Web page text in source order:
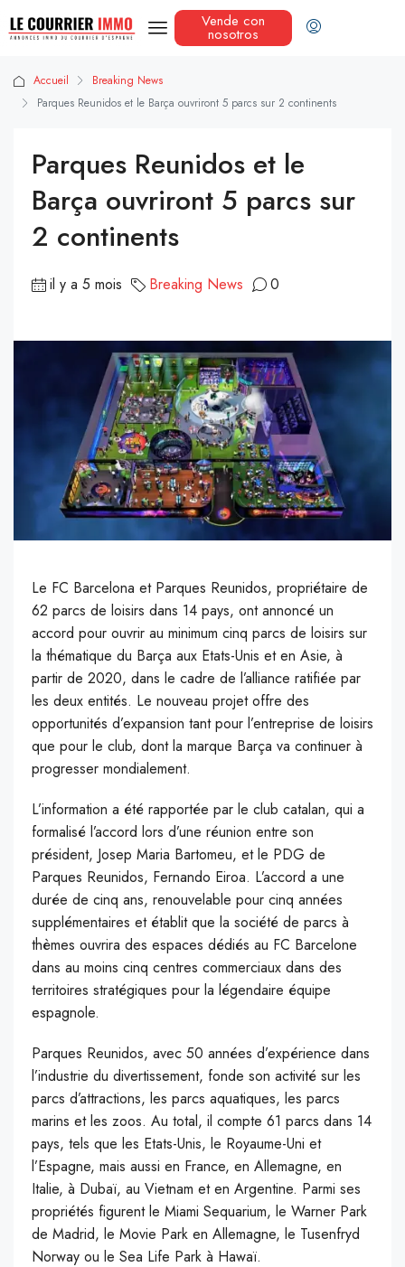
Vende con
nosotros
Accueil
Breaking News
Parques Reunidos et le Barça ouvriront 5 parcs sur 2 continents
Parques Reunidos et le
Barça ouvriront 5 parcs sur
2 continents
il y a 5 mois Breaking News 0
Le FC Barcelona et Parques Reunidos, propriétaire de
62 parcs de loisirs dans 14 pays, ont annoncé un
accord pour ouvrir au minimum cinq parcs de loisirs sur
la thématique du Barça aux Etats-Unis et en Asie, à
partir de 2020, dans le cadre de l’alliance ratifiée par
les deux entités. Le nouveau projet offre des
opportunités d’expansion tant pour l’entreprise de loisirs
que pour le club, dont la marque Barça va continuer à
progresser mondialement.
L’information a été rapportée par le club catalan, qui a
formalisé l’accord lors d’une réunion entre son
président, Josep Maria Bartomeu, et le PDG de
Parques Reunidos, Fernando Eiroa. L’accord a une
durée de cinq ans, renouvelable pour cinq années
supplémentaires et établit que la société de parcs à
thèmes ouvrira des espaces dédiés au FC Barcelone
dans au moins cinq centres commerciaux dans des
territoires stratégiques pour la légendaire équipe
espagnole.
Parques Reunidos, avec 50 années d’expérience dans
l’industrie du divertissement, fonde son activité sur les
parcs d’attractions, les parcs aquatiques, les parcs
marins et les zoos. Au total, il compte 61 parcs dans 14
pays, tels que les Etats-Unis, le Royaume-Uni et
l’Espagne, mais aussi en France, en Allemagne, en
Italie, à Dubaï, au Vietnam et en Argentine. Parmi ses
propriétés figurent le Miami Sequarium, le Warner Park
de Madrid, le Movie Park en Allemagne, le Tusenfryd
Norway ou le Sea Life Park à Hawaï.